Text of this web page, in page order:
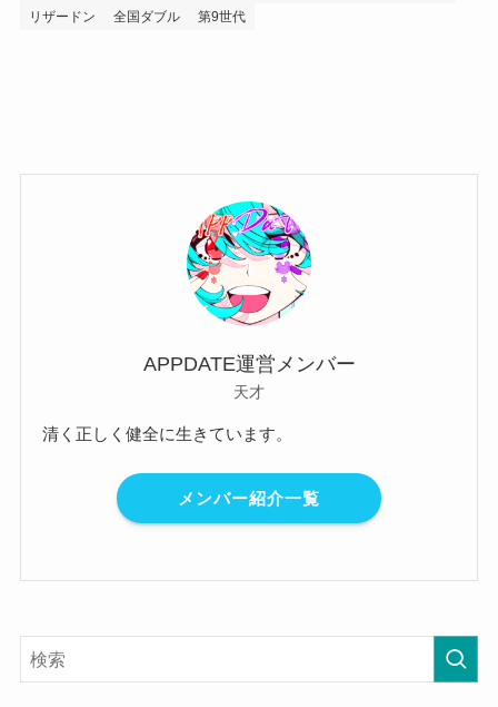
リザードン
全国ダブル 第9世代
APPDATE運営メンバー
天才
清く正しく健全に生きています。
メンバー紹介一覧